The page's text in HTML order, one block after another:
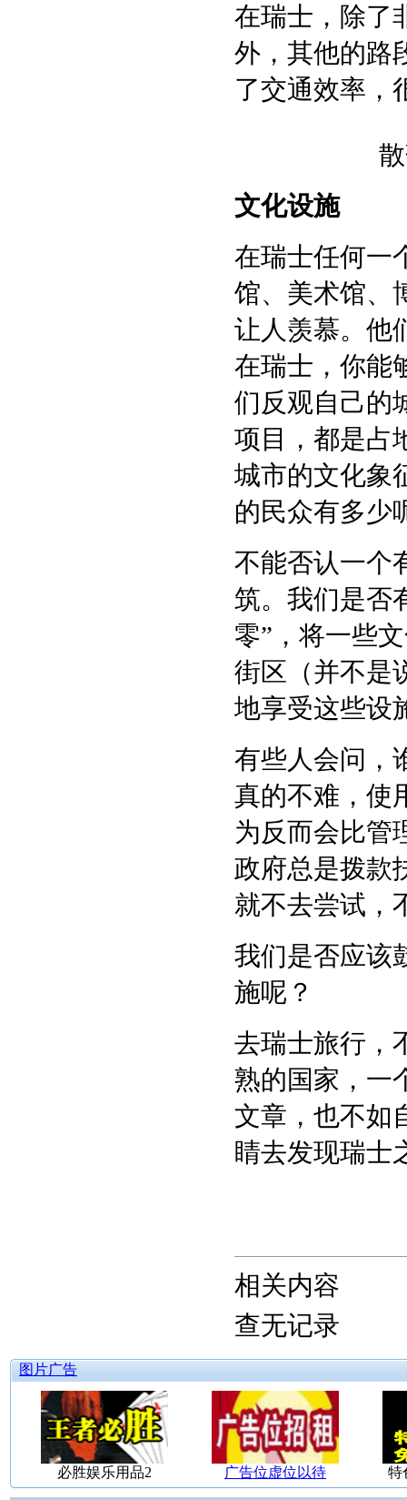
在瑞士，除了
外，其他的路
了交通效率，
文化设施
在瑞士任何一
馆、美术馆
让人羡慕。他
在瑞士，你能
们反观自己的
项目，都是占
城市的文化象
的民众有多少
不能否认一个
筑。我们是否
零”，将一些
街区（并不是
地享受这些设
有些人会问，
真的不难，使
为反而会比管
政府总是拨款
就不去尝试，
我们是否应该
施呢？
去瑞士旅行，
熟的国家，一
文章，也不如
睛去发现瑞士
相关内容
查无记录
图片广告
必胜娱乐用品2 广告位虚位以待 特